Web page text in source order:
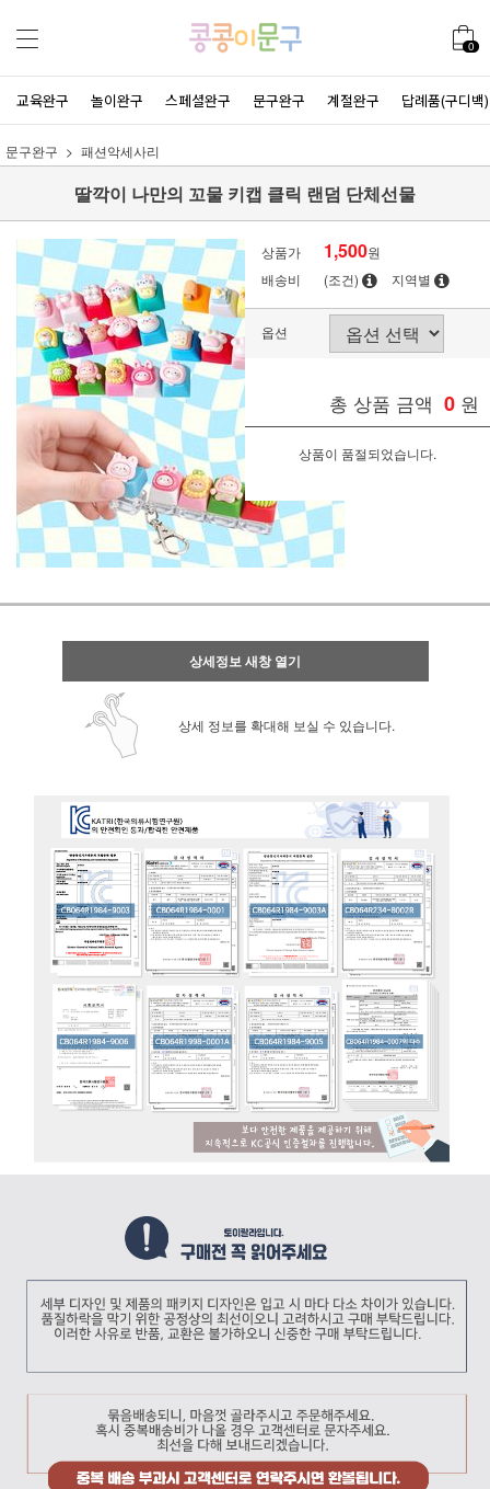
0
교육완구 놀이완구 스페셜완구 문구완구 계절완구 답례품(구디백)
문구완구 패션악세사리
딸깍이 나만의 꼬물 키캡 클릭 랜덤 단체선물
상품가 1,500원
배송비
(조건) 지역별
옵션
총 상품 금액 0 원
상품이 품절되었습니다.
상세정보 새창 열기
상세 정보를 확대해 보실 수 있습니다.